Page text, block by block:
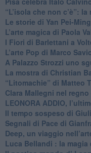
“L’isola che non c’è”:
​Le storie di Yan Pei-
​L’arte magica di Paola
​I Fiori di Barlettani a
​L’arte Pop di Marco
​A Palazzo Strozzi uno
La mostra di Christian
​“Litomachie” di Matteo
​Clara Mallegni nel
​LEONORA ADDIO,
Il tempo sospeso di
Segnali di Pace di
​Deep, un viaggio
​Luca Bellandi : la